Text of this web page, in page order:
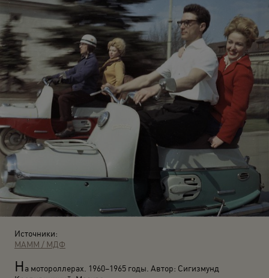
Источники:
МАММ / МДФ
На мотороллерах. 1960–1965 годы. Автор: Сигизмунд